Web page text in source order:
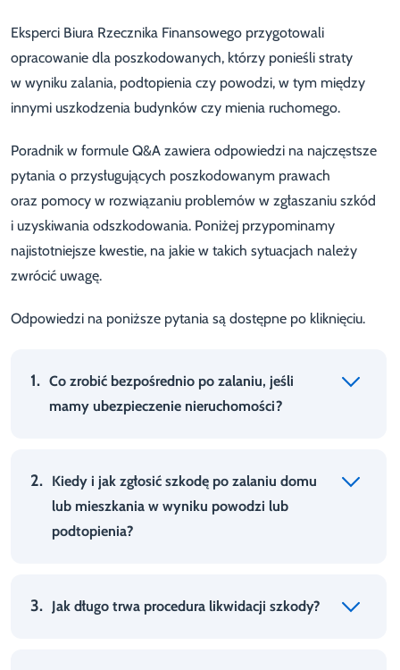
Eksperci Biura Rzecznika Finansowego przygotowali
opracowanie dla poszkodowanych, którzy ponieśli straty
w wyniku zalania, podtopienia czy powodzi, w tym między
innymi uszkodzenia budynków czy mienia ruchomego.
Poradnik w formule Q&A zawiera odpowiedzi na najczęstsze
pytania o przysługujących poszkodowanym prawach
oraz pomocy w rozwiązaniu problemów w zgłaszaniu szkód
i uzyskiwania odszkodowania. Poniżej przypominamy
najistotniejsze kwestie, na jakie w takich sytuacjach należy
zwrócić uwagę.
Odpowiedzi na poniższe pytania są dostępne po kliknięciu.
1. Co zrobić bezpośrednio po zalaniu, jeśli
mamy ubezpieczenie nieruchomości?
2. Kiedy i jak zgłosić szkodę po zalaniu domu
lub mieszkania w wyniku powodzi lub
podtopienia?
3. Jak długo trwa procedura likwidacji szkody?